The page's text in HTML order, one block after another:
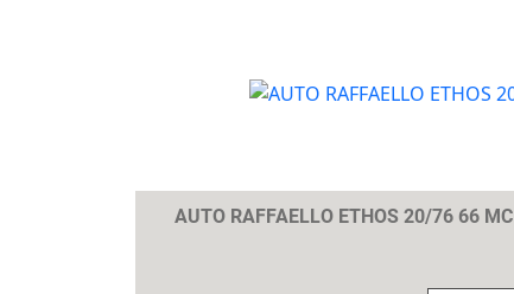
AUTO RAFFAELLO ETHOS 20/76 66 MC